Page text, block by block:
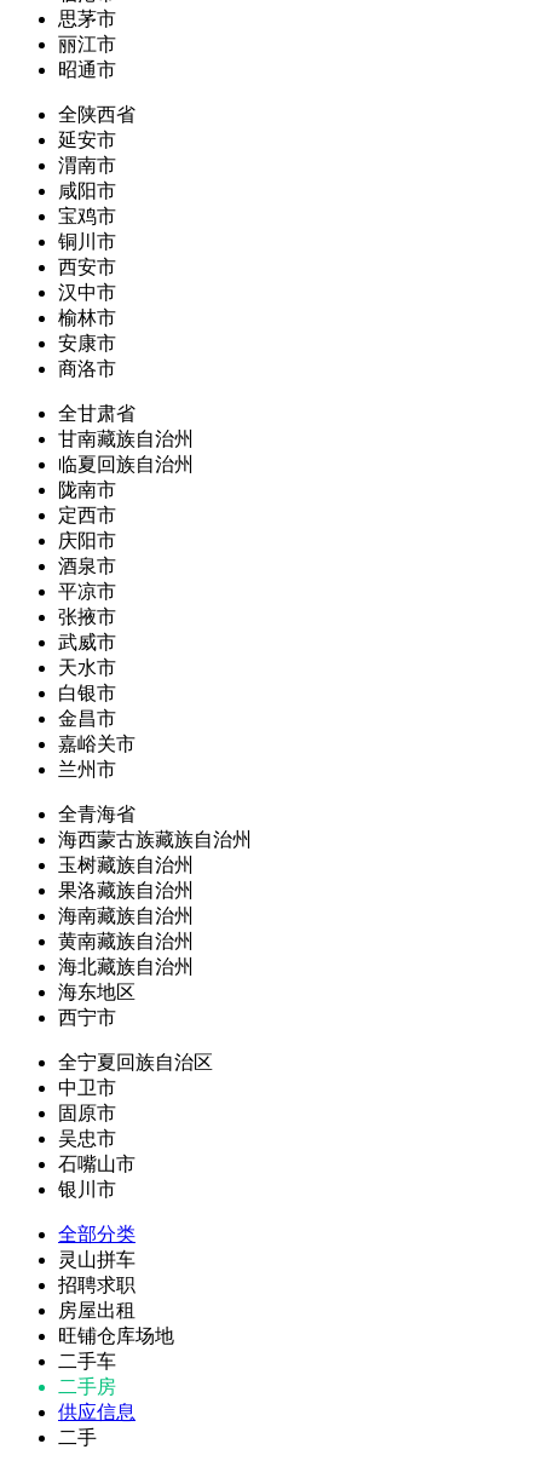
思茅市
丽江市
昭通市
全陕西省
延安市
渭南市
咸阳市
宝鸡市
铜川市
西安市
汉中市
榆林市
安康市
商洛市
全甘肃省
甘南藏族自治州
临夏回族自治州
陇南市
定西市
庆阳市
酒泉市
平凉市
张掖市
武威市
天水市
白银市
金昌市
嘉峪关市
兰州市
全青海省
海西蒙古族藏族自治州
玉树藏族自治州
果洛藏族自治州
海南藏族自治州
黄南藏族自治州
海北藏族自治州
海东地区
西宁市
全宁夏回族自治区
中卫市
固原市
吴忠市
石嘴山市
银川市
全部分类
灵山拼车
招聘求职
房屋出租
旺铺仓库场地
二手车
二手房
供应信息
二手